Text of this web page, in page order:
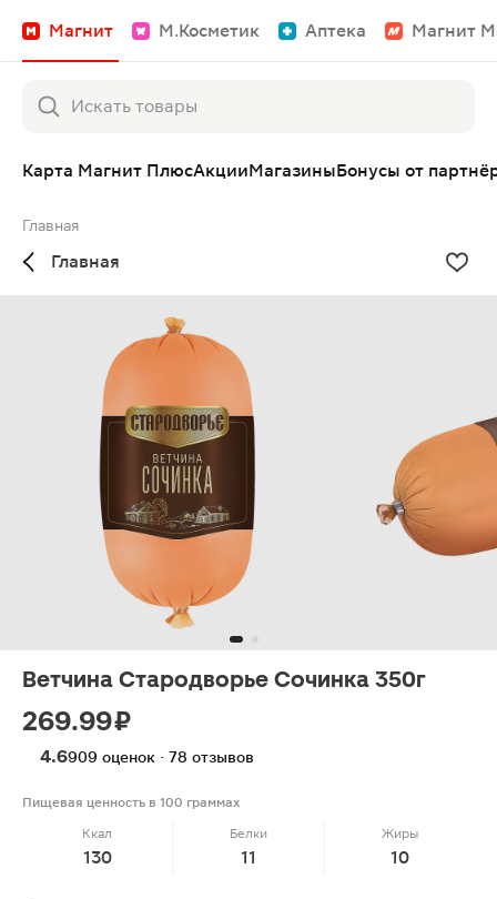
Магнит М.Косметик Аптека Магнит
Карта Магнит ПлюсАкцииМагазиныБонусы от
Главная
Главная
Ветчина Стародворье Сочинка 350г
269.99 ₽
4.6909 оценок · 78 отзывов
Пищевая ценность в 100 граммах
Ккал
130
Белки
11
Жиры
10